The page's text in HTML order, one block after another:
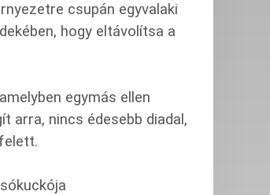
csupán egyvalaki
hogy eltávolítsa a
egymás ellen
arra, nincs édesebb diadal,